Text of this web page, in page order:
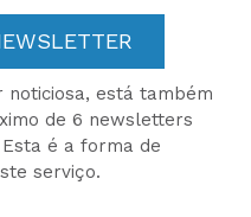
está também
de 6 newsletters
é a forma de
serviço.